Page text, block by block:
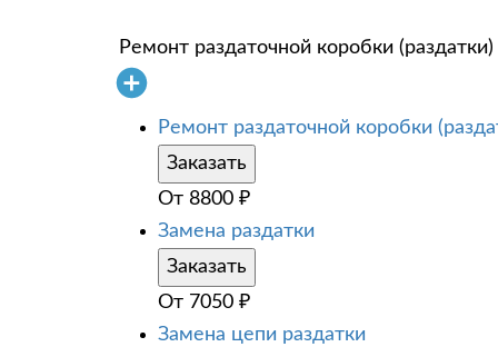
Ремонт раздаточной коробки (раздатки)
Ремонт раздаточной коробки
Заказать
От 8800 ₽
Замена раздатки
Заказать
От 7050 ₽
Замена цепи раздатки